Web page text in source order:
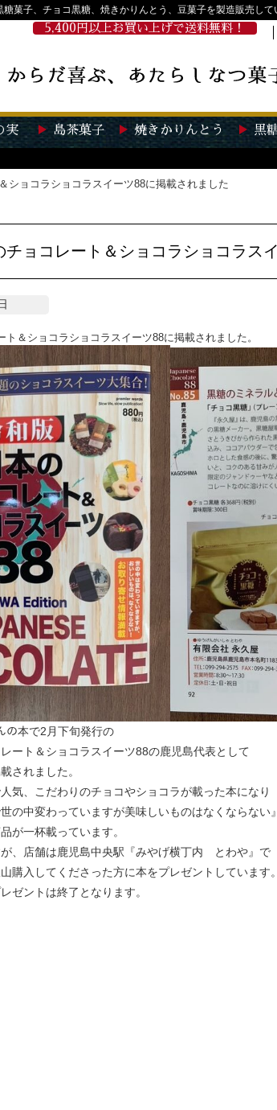
菓子、チョコ黒糖、焼きかりんとう、豆菓子を製造販売して
5,400円以上お買い上げで送料無料！
実 島茶菓子 焼きかりんとう 黒
ショコラショコラスイーツ88に掲載されました
チョコレート＆ショコラショコラス
＆ショコラショコラスイーツ88に掲載されました。
の本で2月下旬発行の
ート＆ショコラスイーツ88の鹿児島代表として
されました。
気、こだわりのチョコやショコラが載った本になり
世の中変わっていますが美味しいものはなくならない
が一杯載っています。
、店舗は鹿児島中央駅『みやげ横丁内 とわや』で
購入してくださった方に本をプレゼントしています
ゼントは終了となります。